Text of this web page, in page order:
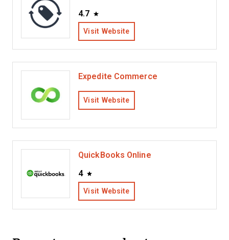
4.7
Visit Website
Expedite Commerce
Visit Website
QuickBooks Online
4
Visit Website